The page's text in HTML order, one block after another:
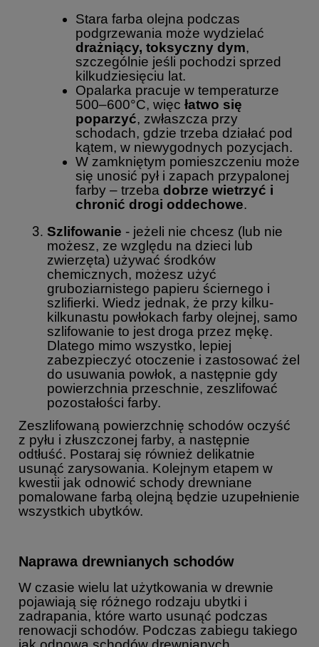
Stara farba olejna podczas
podgrzewania może wydzielać
drażniący, toksyczny dym,
szczególnie jeśli pochodzi sprzed
kilkudziesięciu lat.
Opalarka pracuje w temperaturze
500–600°C, więc łatwo się
poparzyć, zwłaszcza przy
schodach, gdzie trzeba działać pod
kątem, w niewygodnych pozycjach.
W zamkniętym pomieszczeniu może
się unosić pył i zapach przypalonej
farby – trzeba dobrze wietrzyć i
chronić drogi oddechowe.
Szlifowanie - jeżeli nie chcesz (lub nie
możesz, ze względu na dzieci lub
zwierzęta) używać środków
chemicznych, możesz użyć
gruboziarnistego papieru ściernego i
szlifierki. Wiedz jednak, że przy kilku-
kilkunastu powłokach farby olejnej, samo
szlifowanie to jest droga przez mękę.
Dlatego mimo wszystko, lepiej
zabezpieczyć otoczenie i zastosować żel
do usuwania powłok, a następnie gdy
powierzchnia przeschnie, zeszlifować
pozostałości farby.
Zeszlifowaną powierzchnię schodów oczyść
z pyłu i złuszczonej farby, a następnie
odtłuść. Postaraj się również delikatnie
usunąć zarysowania. Kolejnym etapem w
kwestii jak odnowić schody drewniane
pomalowane farbą olejną będzie uzupełnienie
wszystkich ubytków.
Naprawa drewnianych schodów
W czasie wielu lat użytkowania w drewnie
pojawiają się różnego rodzaju ubytki i
zadrapania, które warto usunąć podczas
renowacji schodów. Podczas zabiegu takiego